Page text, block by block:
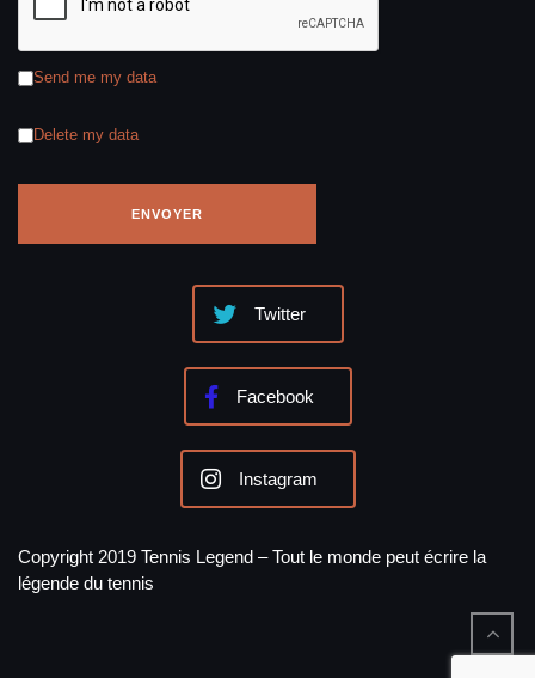
Send me my data
Delete my data
Twitter
Facebook
Instagram
Copyright 2019 Tennis Legend – Tout le monde peut écrire la
légende du tennis